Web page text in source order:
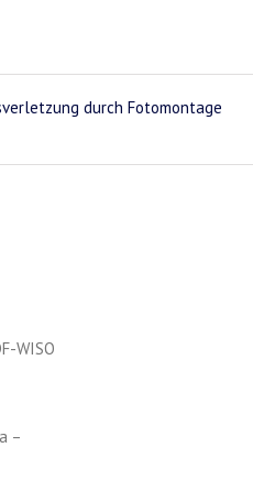
durch Fotomontage
WISO
–